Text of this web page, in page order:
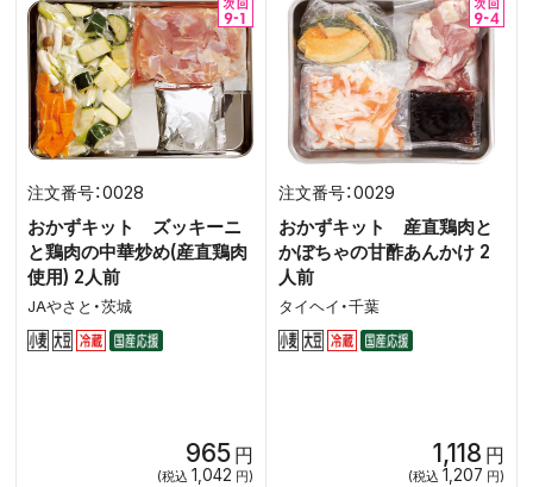
0028
おかずキット ズッキーニ
と鶏肉の中華炒め(産直鶏肉
使用) 2人前
JAやさと・茨城
965 円
(税込 1,042 円)
0029
おかずキット 産直鶏肉と
かぼちゃの甘酢あんかけ 2
人前
タイヘイ・千葉
1,118 円
(税込 1,207 円)